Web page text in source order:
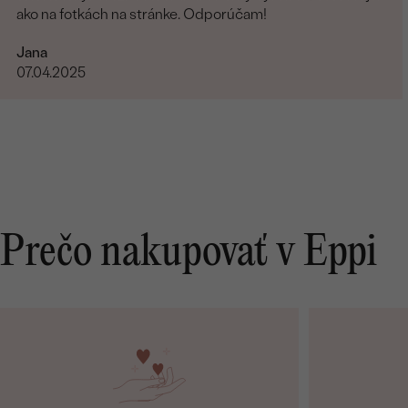
ako na fotkách na stránke. Odporúčam!
Jana
07.04.2025
Prečo nakupovať v Eppi